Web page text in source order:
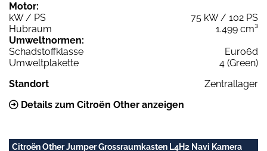
Motor:
kW / PS
75 kW / 102 PS
Hubraum
1.499 cm³
Umweltnormen:
Schadstoffklasse
Euro6d
Umweltplakette
4 (Green)
Standort
Zentrallager
Details zum Citroën Other anzeigen
Citroën Other Jumper Grossraumkasten L4H2 Navi Kamera